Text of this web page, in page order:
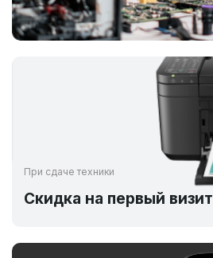
При сдаче техники
Скидка на первый визит